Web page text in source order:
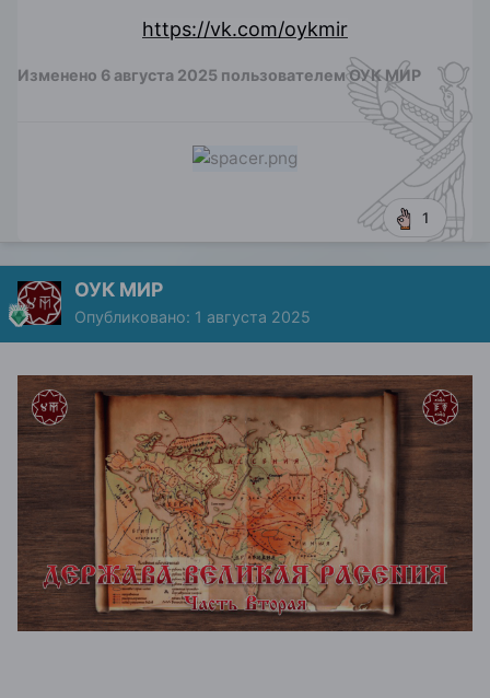
https://vk.com/oykmir
Изменено 6 августа 2025 пользователем ОУК МИР
1
ОУК МИР
Опубликовано: 1 августа 2025